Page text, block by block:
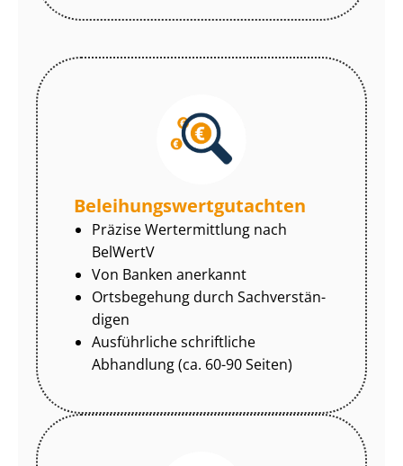
Be­lei­hungs­wert­gut­ach­ten
Präzise Wertermittlung nach
BelWertV
Von Banken anerkannt
Ortsbegehung durch Sach­ver­stän­
di­gen
Ausführliche schriftliche
Abhandlung (ca. 60-90 Seiten)